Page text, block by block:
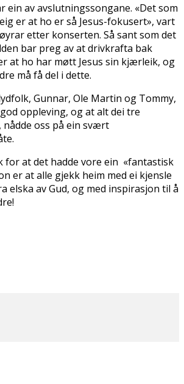
ein av avslutningssongane. «Det som
er at ho er så Jesus-fokusert», vart
etter konserten. Så sant som det
bar preg av at drivkrafta bak
at ho har møtt Jesus sin kjærleik, og
må få del i dette.
Gunnar, Ole Martin og Tommy,
oppleving, og at alt dei tre
oss på ein svært
for at det hadde vore ein «fantastisk
er at alle gjekk heim med ei kjensle
elska av Gud, og med inspirasjon til å